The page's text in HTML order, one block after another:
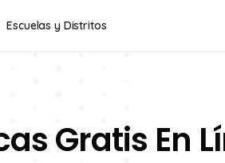
Escuelas y Distritos
Gratis En